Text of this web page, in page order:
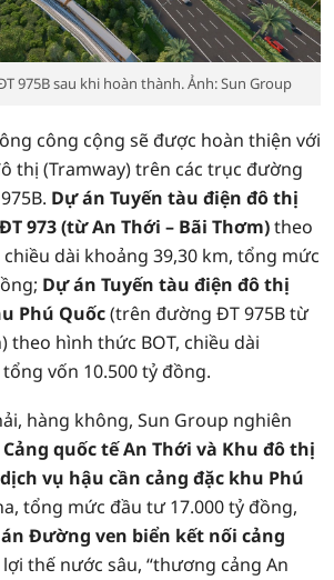
975B sau khi hoàn thành. Ảnh: Sun Group
công cộng sẽ được hoàn thiện với
thị (Tramway) trên các trục đường
Dự án Tuyến tàu điện đô thị
973 (từ An Thới – Bãi Thơm)theo
dài khoảng 39,30 km, tổng mức
Dự án Tuyến tàu điện đô thị
Phú Quốc(trên đường ĐT 975B từ
theo hình thức BOT, chiều dài
vốn 10.500 tỷ đồng.
hàng không, Sun Group nghiên
quốc tế An Thới và Khu đô thị
vụ hậu cần cảng đặc khu Phú
tổng mức đầu tư 17.000 tỷ đồng,
Đường ven biển kết nối cảng
thế nước sâu, “thương cảng An